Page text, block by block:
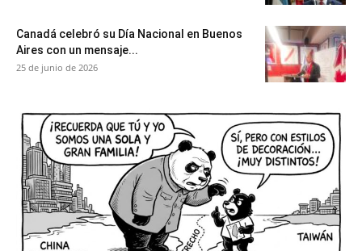
Canadá celebró su Día Nacional en Buenos
Aires con un mensaje...
25 de junio de 2026